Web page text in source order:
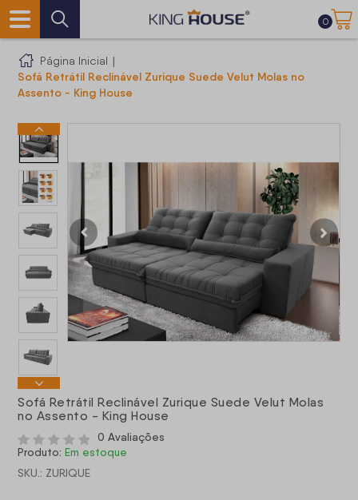
0
Página Inicial |
Sofá Retrátil Reclinável Zurique Suede Velut Molas no
Assento - King House
Sofá Retrátil Reclinável Zurique Suede Velut Molas
no Assento - King House
0 Avaliações
Produto: Em estoque
SKU.: ZURIQUE